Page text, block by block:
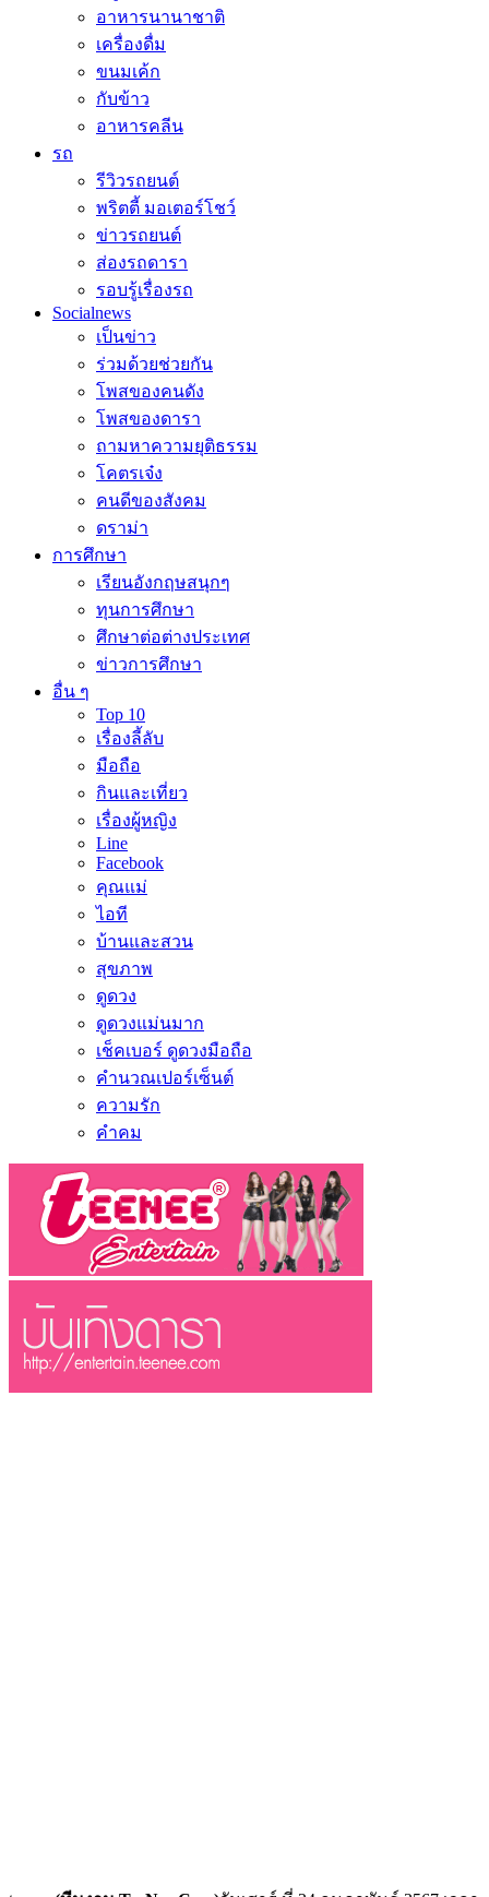
อาหารนานาชาติ
เครื่องดื่ม
ขนมเค้ก
กับข้าว
อาหารคลีน
รถ
รีวิวรถยนต์
พริตตี้ มอเตอร์โชว์
ข่าวรถยนต์
ส่องรถดารา
รอบรู้เรื่องรถ
Socialnews
เป็นข่าว
ร่วมด้วยช่วยกัน
โพสของคนดัง
โพสของดารา
ถามหาความยุติธรรม
โคตรเจ๋ง
คนดีของสังคม
ดราม่า
การศึกษา
เรียนอังกฤษสนุกๆ
ทุนการศึกษา
ศึกษาต่อต่างประเทศ
ข่าวการศึกษา
อื่น ๆ
Top 10
เรื่องลี้ลับ
มือถือ
กินและเที่ยว
เรื่องผู้หญิง
Line
Facebook
คุณแม่
ไอที
บ้านและสวน
สุขภาพ
ดูดวง
ดูดวงแม่นมาก
เช็คเบอร์ ดูดวงมือถือ
คำนวณเปอร์เซ็นต์
ความรัก
คำคม